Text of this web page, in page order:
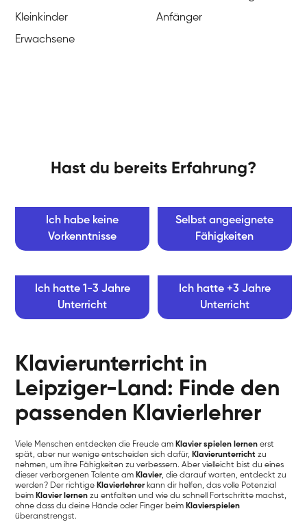
Kleinkinder
Anfänger
Erwachsene
Hast du bereits Erfahrung?
Ich habe keine
Vorkenntnisse
Selbst angeeignete
Fähigkeiten
Ich hatte 1-3 Jahre
Unterricht
Ich hatte +3 Jahre
Unterricht
Klavierunterricht in
Leipziger-Land: Finde den
passenden Klavierlehrer
Viele Menschen entdecken die Freude am Klavier spielen lernen erst
spät, aber nur wenige entscheiden sich dafür, Klavierunterricht zu
nehmen, um ihre Fähigkeiten zu verbessern. Aber vielleicht bist du eines
dieser verborgenen Talente am Klavier, die darauf warten, entdeckt zu
werden? Der richtige Klavierlehrer kann dir helfen, das volle Potenzial
beim Klavier lernen zu entfalten und wie du schnell Fortschritte machst,
ohne dass du deine Hände oder Finger beim Klavierspielen
überanstrengst.